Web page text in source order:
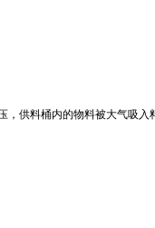
， 供料桶内的物料被大气吸入